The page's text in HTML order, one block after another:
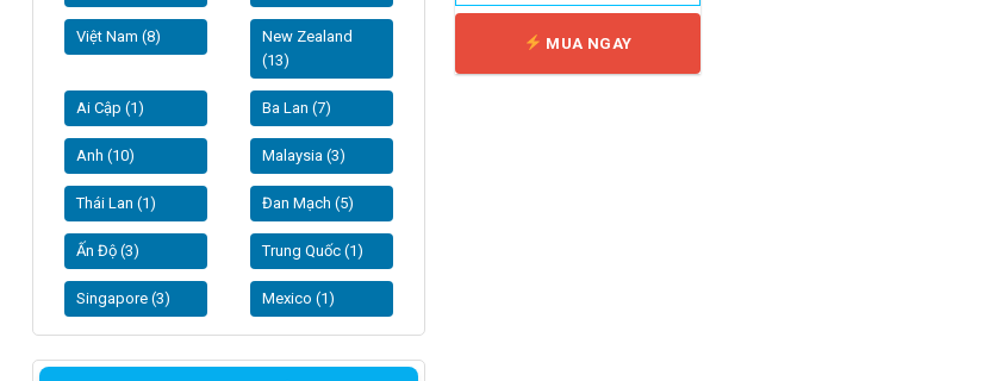
Việt Nam (8)
New Zealand
(13)
Ai Cập (1) Ba Lan (7)
Anh (10) Malaysia (3)
Thái Lan (1) Đan Mạch (5)
Ấn Độ (3) Trung Quốc (1)
Singapore (3) Mexico (1)
MUA NGAY